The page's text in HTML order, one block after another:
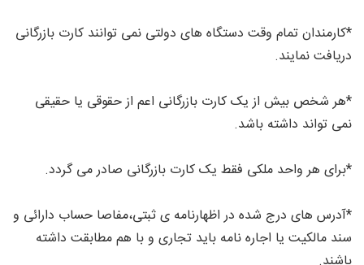
*کارمندان تمام وقت دستگاه های دولتی نمی توانند کارت بازرگانی
دریافت نمایند.
*هر شخص بیش از یک کارت بازرگانی اعم از حقوقی یا حقیقی
نمی تواند داشته باشد.
*برای هر واحد ملکی فقط یک کارت بازرگانی صادر می گردد.
*آدرس های درج شده در اظهارنامه ی ثبتی،مفاصا حساب دارائی و
سند مالکیت یا اجاره نامه باید تجاری و با هم مطابقت داشته